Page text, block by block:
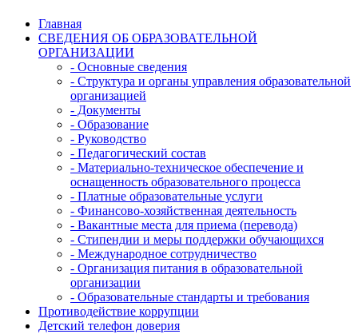
Главная
СВЕДЕНИЯ ОБ ОБРАЗОВАТЕЛЬНОЙ
ОРГАНИЗАЦИИ
- Основные сведения
- Структура и органы управления образовательной
организацией
- Документы
- Образование
- Руководство
- Педагогический состав
- Материально-техническое обеспечение и
оснащенность образовательного процесса
- Платные образовательные услуги
- Финансово-хозяйственная деятельность
- Вакантные места для приема (перевода)
- Стипендии и меры поддержки обучающихся
- Международное сотрудничество
- Организация питания в образовательной
организации
- Образовательные стандарты и требования
Противодействие коррупции
Детский телефон доверия